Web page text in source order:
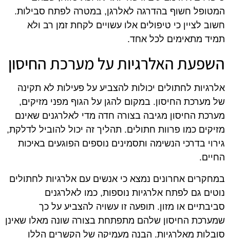
המטופל חשוף בהדרגה לאלרגן, במטרה לפתח סבילות.
חשוב לציין כי טיפולים אלו עשויים לקחת זמן רב ולא
תמיד מתאימים לכל אחד.
השפעת האלרגיות על מערכת החיסון
אלרגיות לחתולים יכולות להצביע על פעילות לא תקינה
של מערכת החיסון. במקום להגן על הגוף מפני מזיקים,
מערכת החיסון מגיבה בצורה חדה מדי לאלרגנים שאינם
מזיקים כמו פרוות חתולים. תהליך זה יכול להוביל לדלקת,
גירוי בדרכי הנשימה ותסמינים נוספים הפוגעים באיכות
החיים.
במחקרים אחרונים נמצא כי אנשים עם אלרגיות לחתולים
נוטים גם לפתח אלרגיות נוספות, כמו לאלרגנים
סביבתיים או מזון. תופעה זו עשויה להצביע על כך
שמערכת החיסון שלהם מתפתחת בצורה שונה מאלו שאינן
סובלות מאלרגיות. הבנה מעמיקה של הקשרים הללו